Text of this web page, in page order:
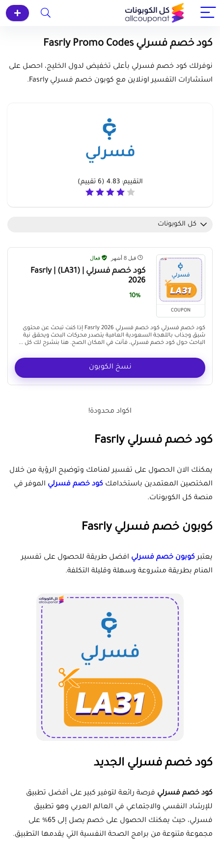
كود خصم فسرلي Fasrly Promo Codes
نوفرلك كود خصم فسرلي بأعلى تخفيض لدول الخليج، احصل على
استشارات التفسير اونلاين مع كوبون خصم فسرلي Fasrly.
التقييم:4.83
(
6 تقييم)
كل الكوبونات
COUPON
قبل 8 أشهر فعال
كود خصم فسرلي Fasrly | (LA31) |
2026
10%
كود خصم فسرلي كود خصم فسرلي Fasrly 2026 إذا كنت تبحث عن محتوى
شيق وجذاب باللهجة السعودية العامية يتصدر محركات البحث ويحقق نية
الباحث حول كود خصم فسرلي، فأنت في المكان الصح. هنا بنشرح لك كل ...
نسخ الكوبون
اكواد محدودة!
كود خصم فسرلي Fasrly
يمكنك الان الحصول على تفسير لمنامك وتوضيح الرؤية من خلال
المختصين المعتمدين باستخدامك كود خصم فسرلي الموفر في
منصة كل الكوبونات.
كوبون خصم فسرلي Fasrly
يعتبركوبون خصم فسرلي افضل طريقة للحصول على تفسير
المنام بطريقة مشروعة وسهلة وقليلة التكلفة.
كود خصم فسرلي الجديد
كود خصم فسرلي فرصة رائعة لتوفير كبير على أفضل تطبيق
للإرشاد النفسي والاجتماعي في العالم العربي وهو تطبيق
فسرلي، حيث يمكنك الحصول على خصم يصل إلى 65% على
مجموعة متنوعة من برامج الصحة النفسية التي يقدمها التطبيق.